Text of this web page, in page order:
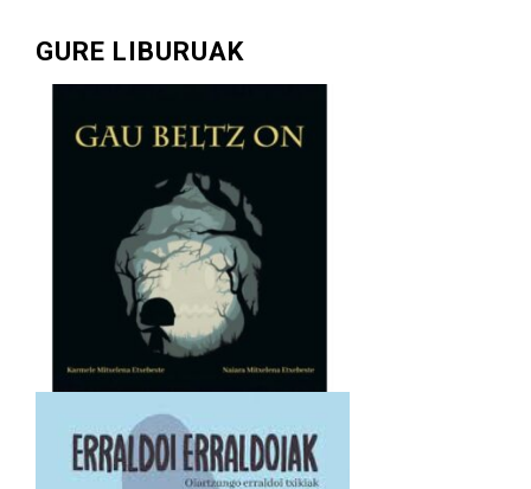
GURE LIBURUAK